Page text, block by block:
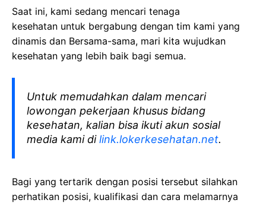
Saat ini, kami sedang mencari tenaga
kesehatan untuk bergabung dengan tim kami yang
dinamis dan Bersama-sama, mari kita wujudkan
kesehatan yang lebih baik bagi semua.
Untuk memudahkan dalam mencari
lowongan pekerjaan khusus bidang
kesehatan, kalian bisa ikuti akun sosial
media kami dilink.lokerkesehatan.net.
Bagi yang tertarik dengan posisi tersebut silahkan
perhatikan posisi, kualifikasi dan cara melamarnya